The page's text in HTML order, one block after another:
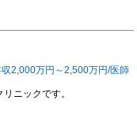
収2,000万円～2,500万円/医師
ニックです。